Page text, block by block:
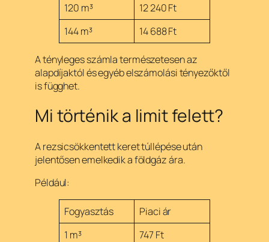
120 m³
12 240 Ft
144 m³
14 688 Ft
A tényleges számla természetesen az
alapdíjaktól és egyéb elszámolási tényezőktől
is függhet.
Mi történik a limit felett?
A rezsicsökkentett keret túllépése után
jelentősen emelkedik a földgáz ára.
Például:
Fogyasztás
Piaci ár
1 m³
747 Ft